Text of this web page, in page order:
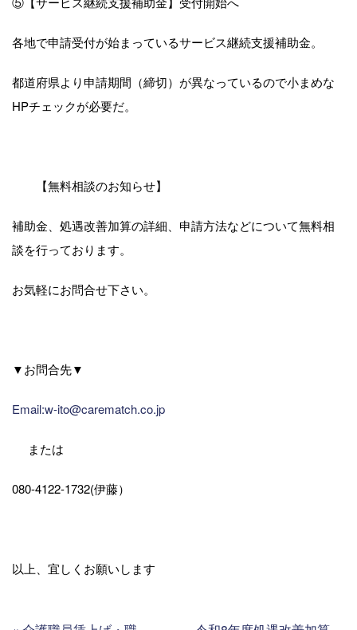
各地で申請受付が始まっているサービス継続支援補助金。
都道府県より申請期間（締切）が異なっているので小まめな
HPチェックが必要だ。
【無料相談のお知らせ】
補助金、処遇改善加算の詳細、申請方法などについて無料相
談を行っております。
お気軽にお問合せ下さい。
▼お問合先▼
Email:w-ito@carematch.co.jp
または
080-4122-1732(伊藤）
以上、宜しくお願いします